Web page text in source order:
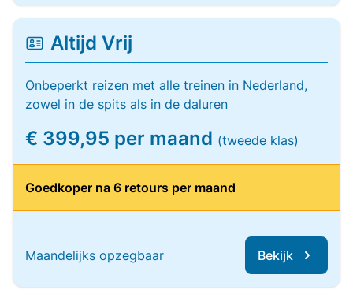
Altijd Vrij
Onbeperkt reizen met alle treinen in Nederland,
zowel in de spits als in de daluren
€ 399,95 per maand (tweede klas)
Goedkoper na 6 retours per maand
Maandelijks opzegbaar Bekijk